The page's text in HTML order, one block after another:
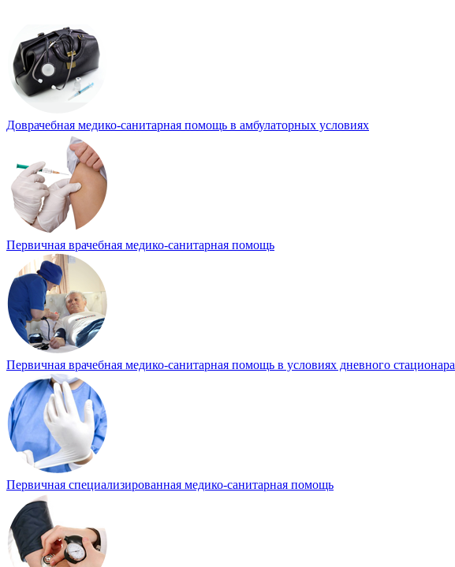
Доврачебная медико-санитарная помощь в амбулаторных условиях
Первичная врачебная медико-санитарная помощь
Первичная врачебная медико-санитарная помощь в условиях дневного стационара
Первичная специализированная медико-санитарная помощь